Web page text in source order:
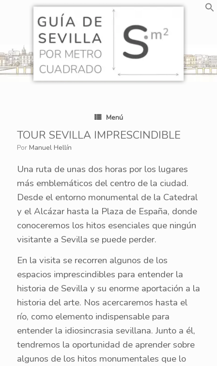
Menú
TOUR SEVILLA IMPRESCINDIBLE
por Manuel Hellín
Una ruta de unas dos horas por los lugares
más emblemáticos del centro de la ciudad.
Desde el entorno monumental de la Catedral
y el Alcázar hasta la Plaza de España, donde
conoceremos los hitos esenciales que ningún
visitante a Sevilla se puede perder.
En la visita se recorren algunos de los
espacios imprescindibles para entender la
historia de Sevilla y su enorme aportación a la
historia del arte. Nos acercaremos hasta el
río, como elemento indispensable para
entender la idiosincrasia sevillana. Junto a él,
tendremos la oportunidad de aprender sobre
algunos de los hitos monumentales que lo